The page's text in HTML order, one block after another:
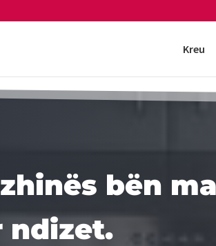
Kreu
bën
ndizet.